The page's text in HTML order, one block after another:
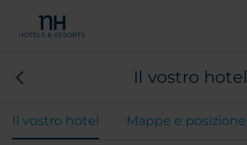
Il vostro hotel
Il vostro hotel Mappe e posizione